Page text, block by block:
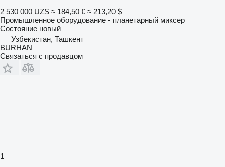
2 530 000 UZS ≈ 184,50 € ≈ 213,20 $
Промышленное оборудование - планетарный миксер
Состояние новый
Узбекистан, Ташкент
BURHAN
Связаться с продавцом
1